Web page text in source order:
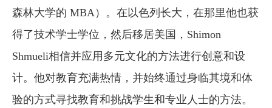
森林大学的 MBA）。在以色列长大，在那里他也获
得了技术学士学位，然后移居美国， Shimon
Shmueli相信并应用多元文化的方法进行创意和设
计。他对教育充满热情，并始终通过身临其境和体
验的方式寻找教育和挑战学生和专业人士的方法。